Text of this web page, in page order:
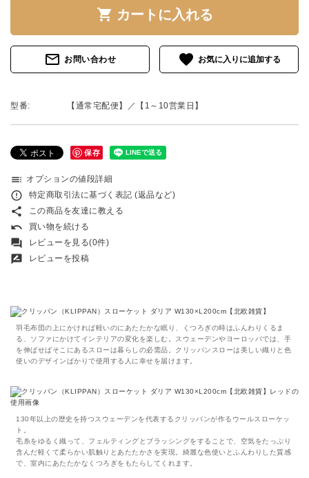
shopping_cart カートに入れる
mail_outline お問い合わせ favorite
型番: 【通常宅配便】／【1～10営業日】
保存
toc オプションの値段詳細
error_outline 特定商取引法に基づく表記 (返品など)
share この商品を友達に教える
undo 買い物を続ける
forum レビューを見る(0件)
rate_review レビューを投稿
羽毛布団の上にかければ軽いのにあたたかな眠り、くつろぎの時はふんわりくるま
る、ソファにかけてインテリアの変化を楽しむ。スウェーデンやヨーロッパでは、手
を伸ばせばそこにあるスローは暮らしの必需品。クリッパンスローは美しい織りと色
使いのデザインばかりで使用する人に幸せを届けます。
130年以上の歴史を持つスウェーデンを代表するクリッパンが作るウールスローケッ
ト。
毛糸をゆるく織って、フェルティングとブラッシングをすることで、空気をたっぷり
含んだ軽くて柔らかい肌触りとあたたかさを実現。綺麗な色使いとふんわりした質感
で、室内にあたたかなくつろぎをもたらしてくれます。